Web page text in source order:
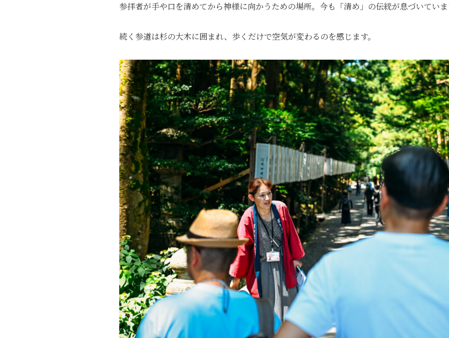
参拝者が手や口を清めてから神様に向かうための場所。今も「清め」の伝統が息づいてい
続く参道は杉の大木に囲まれ、歩くだけで空気が変わるのを感じます。